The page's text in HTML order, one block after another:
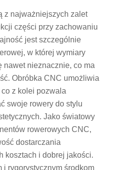
z najważniejszych zalet
części przy zachowaniu
jest szczególnie
w której wymiary
nawet nieznacznie, co ma
Obróbka CNC umożliwia
z kolei pozwala
swoje rowery do stylu
Jako światowy
rowerowych CNC,
dostarczania
kosztach i dobrej jakości.
i rygorystycznym środkom